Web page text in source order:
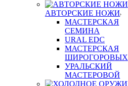
АВТОРСКИЕ НОЖИ
МАСТЕРСКАЯ
СЕМИНА
URAL EDC
МАСТЕРСКАЯ
ШИРОГОРОВЫХ
УРАЛЬСКИЙ
МАСТЕРОВОЙ